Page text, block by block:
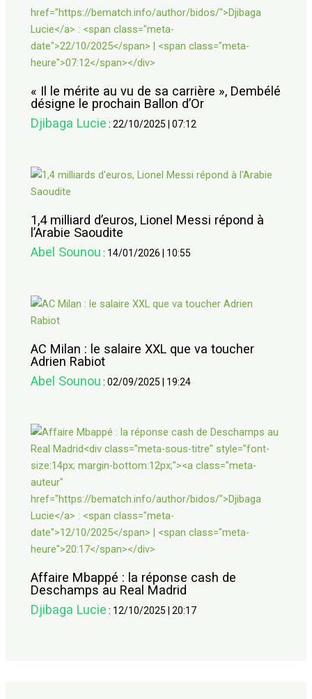
« Il le mérite au vu de sa carrière », Dembélé
désigne le prochain Ballon d’Or
Djibaga Lucie :22/10/2025 |07:12
1,4 milliard d’euros, Lionel Messi répond à
l’Arabie Saoudite
Abel Sounou : 14/01/2026 10:55
AC Milan : le salaire XXL que va toucher
Adrien Rabiot
Abel Sounou :02/09/2025 19:24
Affaire Mbappé : la réponse cash de
Deschamps au Real Madrid
Djibaga Lucie : 12/10/2025 |20:17